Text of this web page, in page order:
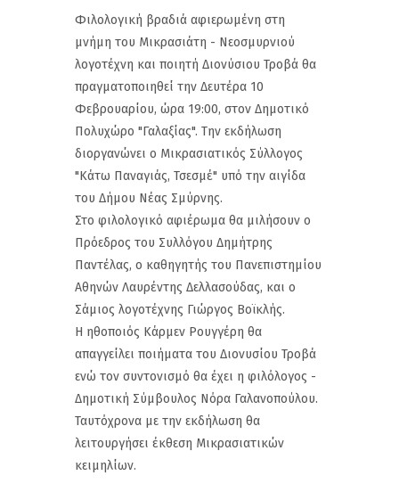
Φιλολογική βραδιά αφιερωμένη στη
μνήμη του Μικρασιάτη - Νεοσμυρνιού
λογοτέχνη και ποιητή Διονύσιου Τροβά θα
πραγματοποιηθεί την Δευτέρα 10
Φεβρουαρίου, ώρα 19:00, στον Δημοτικό
Πολυχώρο "Γαλαξίας". Την εκδήλωση
διοργανώνει ο Μικρασιατικός Σύλλογος
"Κάτω Παναγιάς, Τσεσμέ" υπό την αιγίδα
του Δήμου Νέας Σμύρνης.
Στο φιλολογικό αφιέρωμα θα μιλήσουν ο
Πρόεδρος του Συλλόγου Δημήτρης
Παντέλας, ο καθηγητής του Πανεπιστημίου
Αθηνών Λαυρέντης Δελλασούδας, και ο
Σάμιος λογοτέχνης Γιώργος Βοϊκλής.
Η ηθοποιός Κάρμεν Ρουγγέρη θα
απαγγείλει ποιήματα του Διονυσίου Τροβά
ενώ τον συντονισμό θα έχει η φιλόλογος -
Δημοτική Σύμβουλος Νόρα Γαλανοπούλου.
Ταυτόχρονα με την εκδήλωση θα
λειτουργήσει έκθεση Μικρασιατικών
κειμηλίων.